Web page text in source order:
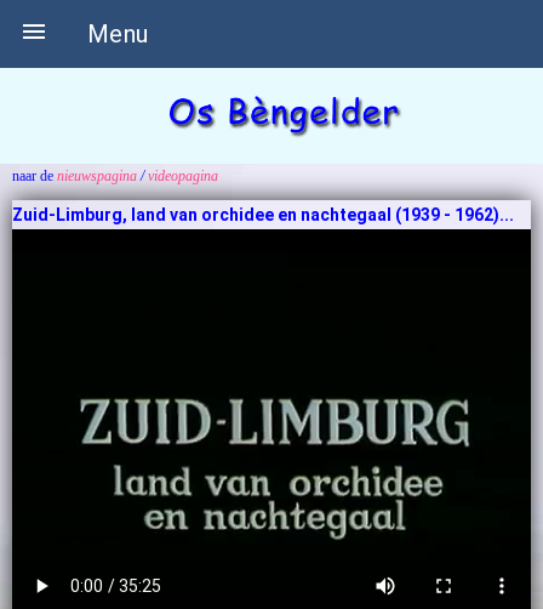
Menu

naar de nieuwspagina/videopagina
Zuid-Limburg, land van orchidee en nachtegaal (1939 - 1962)...